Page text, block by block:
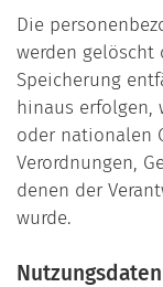
Die
werden gelöscht
Speicherung
hinaus erfolgen,
oder nationalen
Verordnungen,
denen der
wurde.
Nutzungsdaten